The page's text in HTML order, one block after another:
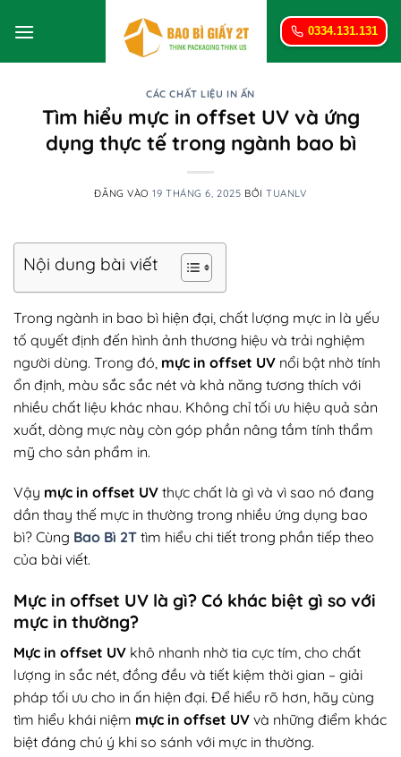
qua
0334.131.131
CÁC CHẤT LIỆU IN ẤN
Tìm hiểu mực in offset UV và ứng
dụng thực tế trong ngành bao bì
ĐĂNG VÀO19 THÁNG 6, 2025 BỞITUANLV
Nội dung bài viết
Trong ngành in bao bì hiện đại, chất lượng mực in là yếu
tố quyết định đến hình ảnh thương hiệu và trải nghiệm
người dùng. Trong đó, mực in offset UV nổi bật nhờ tính
ổn định, màu sắc sắc nét và khả năng tương thích với
nhiều chất liệu khác nhau. Không chỉ tối ưu hiệu quả sản
xuất, dòng mực này còn góp phần nâng tầm tính thẩm
mỹ cho sản phẩm in.
Vậy mực in offset UV thực chất là gì và vì sao nó đang
dần thay thế mực in thường trong nhiều ứng dụng bao
bì? Cùng Bao Bì 2T tìm hiểu chi tiết trong phần tiếp theo
của bài viết.
Mực in offset UV là gì? Có khác biệt gì so với
mực in thường?
Mực in offset UV khô nhanh nhờ tia cực tím, cho chất
lượng in sắc nét, đồng đều và tiết kiệm thời gian – giải
pháp tối ưu cho in ấn hiện đại. Để hiểu rõ hơn, hãy cùng
tìm hiểu khái niệm mực in offset UV và những điểm khác
biệt đáng chú ý khi so sánh với mực in thường.